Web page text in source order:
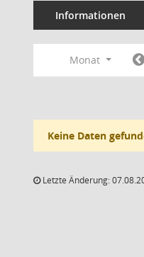
Informationen
Monat
Keine Daten
Letzte Änderung: